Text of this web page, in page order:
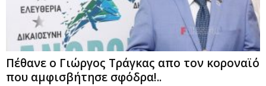
Πέθανε ο Γιώργος Τράγκας απο τον κοροναϊό
που αμφισβήτησε σφόδρα!..